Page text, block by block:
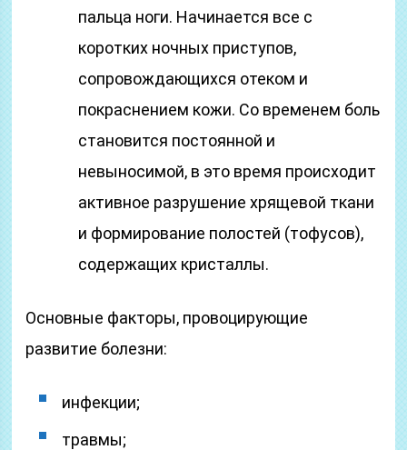
пальца ноги. Начинается все с
коротких ночных приступов,
сопровождающихся отеком и
покраснением кожи. Со временем боль
становится постоянной и
невыносимой, в это время происходит
активное разрушение хрящевой ткани
и формирование полостей (тофусов),
содержащих кристаллы.
Основные факторы, провоцирующие
развитие болезни:
инфекции;
травмы;